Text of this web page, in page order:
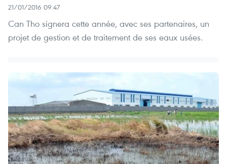
21/01/2016 09:47
Can Tho signera cette année, avec ses partenaires, un
projet de gestion et de traitement de ses eaux usées.